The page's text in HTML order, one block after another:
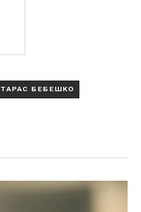
ТАРАС БЕБЕШКО